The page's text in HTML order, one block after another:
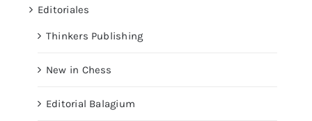
Editoriales
Thinkers Publishing
New in Chess
Editorial Balagium